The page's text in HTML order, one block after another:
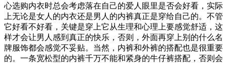
心选购内衣时总会考虑落在自己的爱人眼里是否会好看，实际
上无论是女人的内衣还是男人的内裤真正是穿给自己的。不管
它好看不好看，关键是穿上它从生理和心理上要感觉舒适，这
样才会让男人感到真正的快乐，否则，外面再穿上别的什么名
牌服饰都会感觉不妥贴。当然，内裤和外裤的搭配也是很重要
的。一条宽松型的内裤千万不能和紧身的牛仔裤搭配，否则会